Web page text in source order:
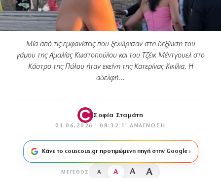
Μία από τις εμφανίσεις που ξεχώρισαν στη δεξίωση του
γάμου της Αμαλίας Κωστοπούλου και του Τζέικ Μέντγουελ στο
Κάστρο της Πύλου ήταν εκείνη της Κατερίνας Κικίλια. Η
αδελφή…
Σοφία Σταμάτη
01.06.2026 · 08:32 · 1′ ΑΝΆΓΝΩΣΗ
Κάνε το couscous.gr προτιμώμενη πηγή στην Google
ΜΈΓΕΘΟΣ A A A A